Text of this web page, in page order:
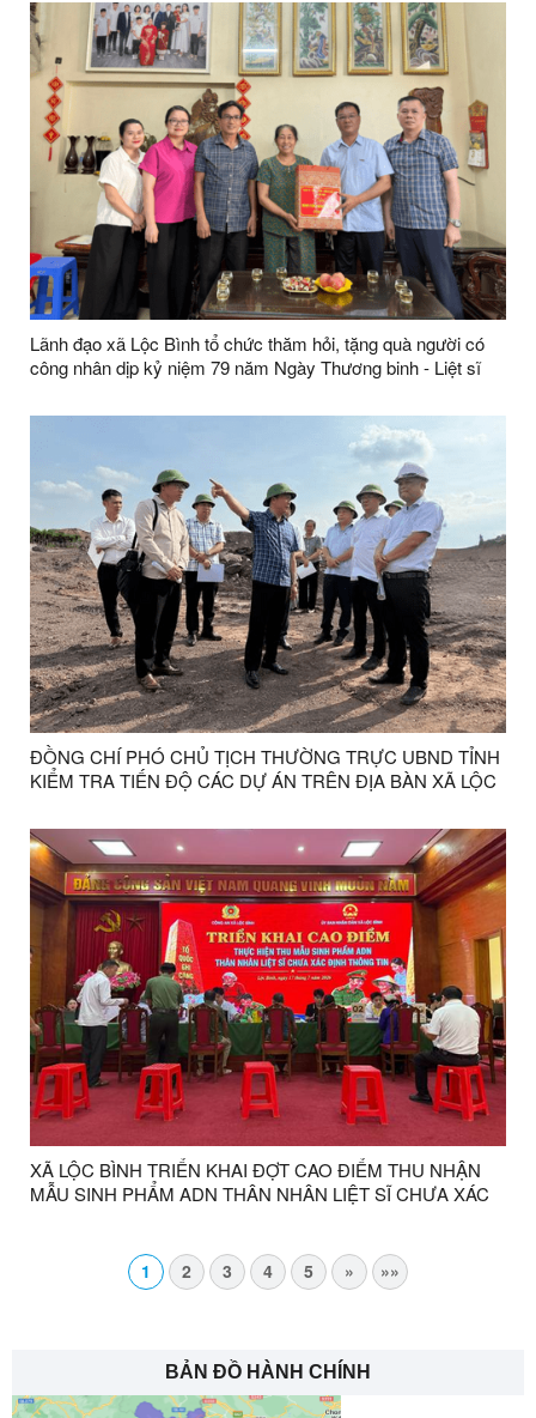
Lãnh đạo xã Lộc Bình tổ chức thăm hỏi, tặng quà người có
công nhân dịp kỷ niệm 79 năm Ngày Thương binh - Liệt sĩ
ĐỒNG CHÍ PHÓ CHỦ TỊCH THƯỜNG TRỰC UBND TỈNH
KIỂM TRA TIẾN ĐỘ CÁC DỰ ÁN TRÊN ĐỊA BÀN XÃ LỘC
XÃ LỘC BÌNH TRIỂN KHAI ĐỢT CAO ĐIỂM THU NHẬN
MẪU SINH PHẨM ADN THÂN NHÂN LIỆT SĨ CHƯA XÁC
1 2 3 4 5 » »»
BẢN ĐỒ HÀNH CHÍNH